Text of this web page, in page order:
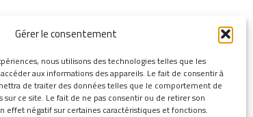
Gérer le consentement
nous utilisons des technologies telles que les
aux informations des appareils. Le fait de consentir à
de traiter des données telles que le comportement de
sur ce site. Le fait de ne pas consentir ou de retirer son
effet négatif sur certaines caractéristiques et fonctions.